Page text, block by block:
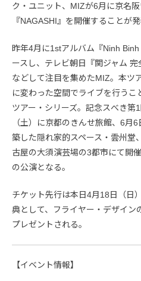
ク・ユニット、MIZが6月に京名
『NAGASHI』を開催することが発
昨年4月に1stアルバム『Ninh
ースし、テレビ朝日『関ジャム
などして注目を集めたMIZ。本ツ
に変わった空間でライブを行う
ツアー・シリーズ。記念スべき第
（土）に京都のきんせ旅館、6月
築した隠れ家的スペース・雲州堂
古屋の大須演芸場の3都市にて開
の公演となる。
チケット先行は本日4月18日（日
典として、フライヤー・デザイン
プレゼントされる。
【イベント情報】